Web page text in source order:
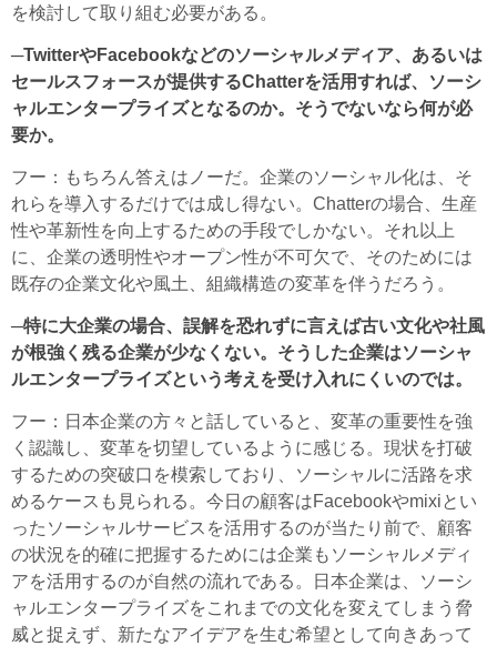
を検討して取り組む必要がある。
─TwitterやFacebookなどのソーシャルメディア、あるいは
セールスフォースが提供するChatterを活用すれば、ソーシ
ャルエンタープライズとなるのか。そうでないなら何が必
要か。
フー ：もちろん答えはノーだ。企業のソーシャル化は、そ
れらを導入するだけでは成し得ない。Chatterの場合、生産
性や革新性を向上するための手段でしかない。それ以上
に、企業の透明性やオープン性が不可欠で、そのためには
既存の企業文化や風土、組織構造の変革を伴うだろう。
─特に大企業の場合、誤解を恐れずに言えば古い文化や社風
が根強く残る企業が少なくない。そうした企業はソーシャ
ルエンタープライズという考えを受け入れにくいのでは。
フー ：日本企業の方々と話していると、変革の重要性を強
く認識し、変革を切望しているように感じる。現状を打破
するための突破口を模索しており、ソーシャルに活路を求
めるケースも見られる。今日の顧客はFacebookやmixiとい
ったソーシャルサービスを活用するのが当たり前で、顧客
の状況を的確に把握するためには企業もソーシャルメディ
アを活用するのが自然の流れである。日本企業は、ソーシ
ャルエンタープライズをこれまでの文化を変えてしまう脅
威と捉えず、新たなアイデアを生む希望として向きあって